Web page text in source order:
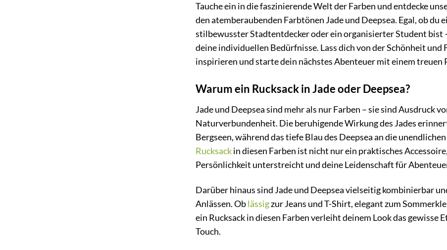
Tauche ein in die faszinierende Welt der Farben und entdecke
den atemberaubenden Farbtönen Jade und Deepsea. Egal, ob
stilbewusster Stadtentdecker oder ein organisierter Student bist
deine individuellen Bedürfnisse. Lass dich von der Schönheit
inspirieren und starte dein nächstes Abenteuer mit einem treuen
Warum ein Rucksack in Jade oder Deepsea?
Jade und Deepsea sind mehr als nur Farben – sie sind Ausdruck
Naturverbundenheit. Die beruhigende Wirkung des Jades
Bergseen, während das tiefe Blau des Deepsea an die
Rucksackin diesen Farben ist nicht nur ein praktisches
Persönlichkeit unterstreicht und deine Leidenschaft für
Darüber hinaus sind Jade und Deepsea vielseitig kombinierbar
Anlässen. Oblässigzur Jeans und T-Shirt, elegant zum
ein Rucksack in diesen Farben verleiht deinem Look das gewisse
Touch.